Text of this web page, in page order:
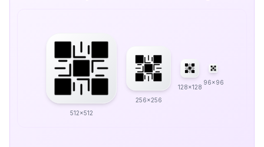
512x512
256x256
128x128
96x96